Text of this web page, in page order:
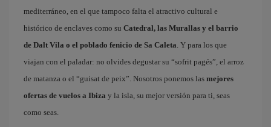
mediterráneo, en el que tampoco falta el atractivo cultural e
histórico de enclaves como su Catedral, las Murallas y el barrio
de Dalt Vila o el poblado fenicio de Sa Caleta. Y para los que
viajan con el paladar: no olvides degustar su “sofrit pagés”, el arroz
de matanza o el “guisat de peix”. Nosotros ponemos las mejores
ofertas de vuelos a Ibiza y la isla, su mejor versión para ti, seas
como seas.